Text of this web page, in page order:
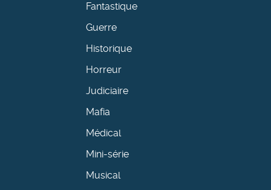
Fantastique
Guerre
Historique
Horreur
Judiciaire
Mafia
Médical
Mini-série
Musical